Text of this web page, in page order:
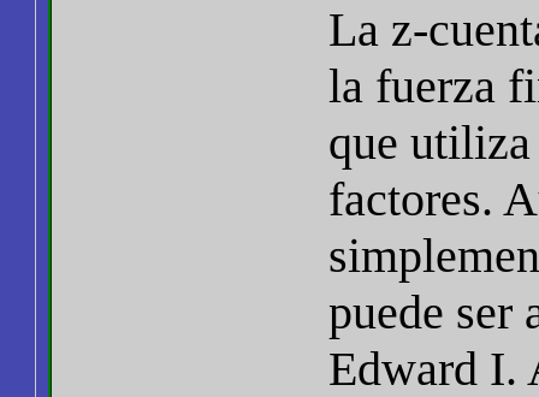
La z-
la fuerza
que utiliza
factores.
puede ser
Edward I.